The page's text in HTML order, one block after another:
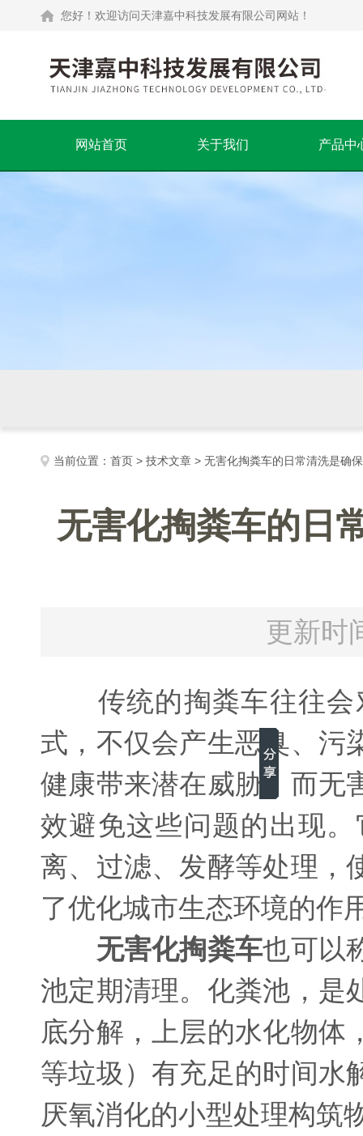
您好！欢迎访问天津嘉中科技发展有限公司网站！
网站首页 关于我们 产品中
当前位置： 首页 > 技术文章 > 无害化掏粪车的日常清洗是确
无害化掏粪车的日
更新时
传统的掏粪车往往会
式，不仅会产生恶臭、污
健康带来潜在威胁。而无
效避免这些问题的出现
离、过滤、发酵等处理，
了优化城市生态环境的作
无害化掏粪车也可以
池定期清理。化粪池，是
底分解，上层的水化物体
等垃圾）有充足的时间水
厌氧消化的小型处理构筑